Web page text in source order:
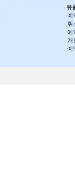
유
예
취
예
개
예